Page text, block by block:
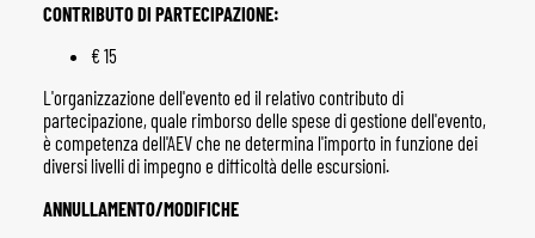
CONTRIBUTO DI PARTECIPAZIONE:
€ 15
L'organizzazione dell'evento ed il relativo contributo di
partecipazione, quale rimborso delle spese di gestione dell'evento,
è competenza dell'AEV che ne determina l'importo in funzione dei
diversi livelli di impegno e difficoltà delle escursioni.
ANNULLAMENTO/MODIFICHE